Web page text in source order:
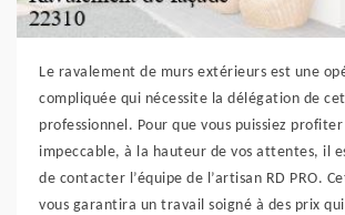
Le ravalement de murs extérieurs est une
compliquée qui nécessite la délégation de
professionnel. Pour que vous puissiez profiter
impeccable, à la hauteur de vos attentes, il
de contacter l’équipe de l’artisan RD PRO.
vous garantira un travail soigné à des prix